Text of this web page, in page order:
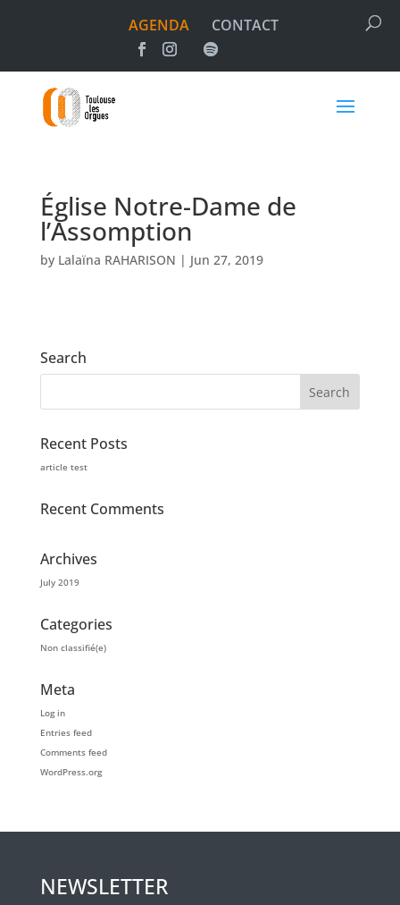
AGENDA CONTACT
Église Notre-Dame de
l’Assomption
by Lalaïna RAHARISON | Jun 27, 2019
Search
Recent Posts
article test
Recent Comments
Archives
July 2019
Categories
Non classifié(e)
Meta
Log in
Entries feed
Comments feed
WordPress.org
NEWSLETTER